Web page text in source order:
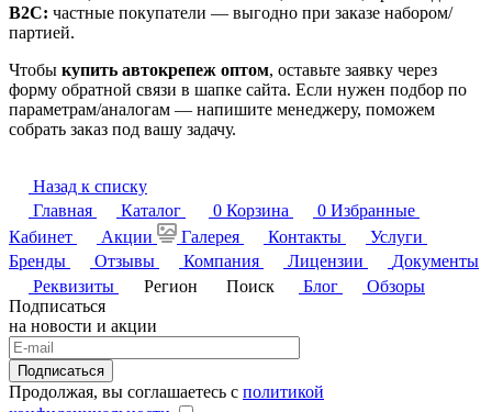
B2C: частные покупатели — выгодно при заказе набором/
партией.
Чтобы купить автокрепеж оптом, оставьте заявку через
форму обратной связи в шапке сайта. Если нужен подбор по
параметрам/аналогам — напишите менеджеру, поможем
собрать заказ под вашу задачу.
Назад к списку
Главная
Каталог 0 Корзина 0 Избранные
Кабинет
Акции Галерея Контакты
Услуги
Бренды
Отзывы Компания Лицензии
Документы
Реквизиты
Регион Поиск Блог
Обзоры
Подписаться
на новости и акции
Подписаться
Продолжая, вы соглашаетесь с политикой